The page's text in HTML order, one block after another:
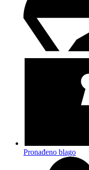
Pronađeno blago